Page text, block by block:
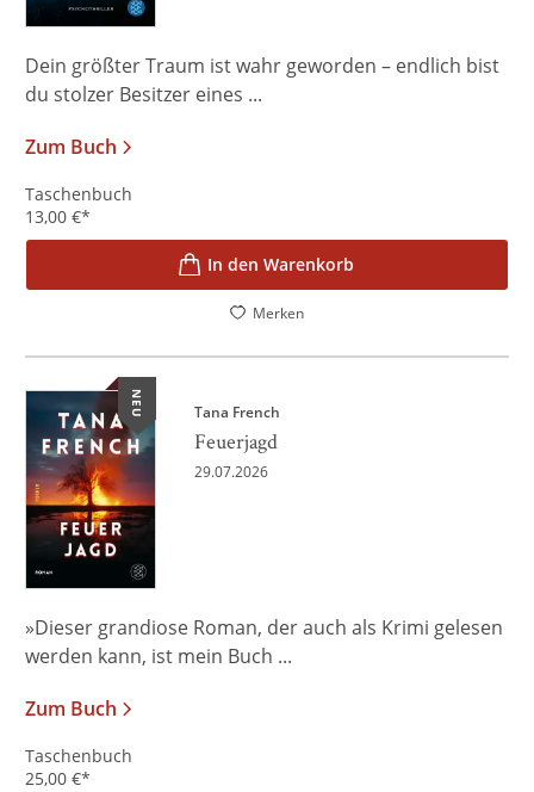
Dein größter Traum ist wahr geworden – endlich bist
du stolzer Besitzer eines ...
Zum Buch
Taschenbuch
13,00 €*
In den Warenkorb
Merken
NEU Tana French
Feuerjagd
29.07.2026
»Dieser grandiose Roman, der auch als Krimi gelesen
werden kann, ist mein Buch ...
Zum Buch
Taschenbuch
25,00 €*